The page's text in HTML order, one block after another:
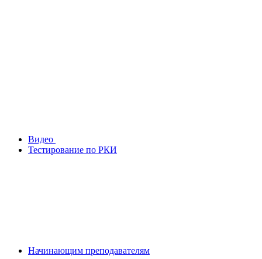
Видео
Тестирование по РКИ
Начинающим преподавателям